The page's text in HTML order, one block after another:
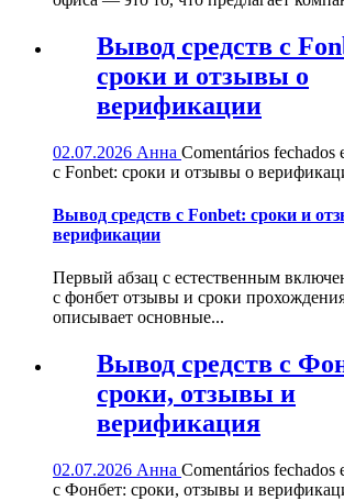
Вывод средств с
сроки и отзывы о
верификации
02.07.2026 Анна Comentários fechados
с Fonbet: сроки и отзывы о
Вывод средств с Fonbet: сроки и
верификации
Первый абзац с естественным
с фонбет отзывы и сроки
описывает основные...
Вывод средств с
сроки, отзывы и
верификация
02.07.2026 Анна Comentários fechados
с Фонбет: сроки, отзывы и